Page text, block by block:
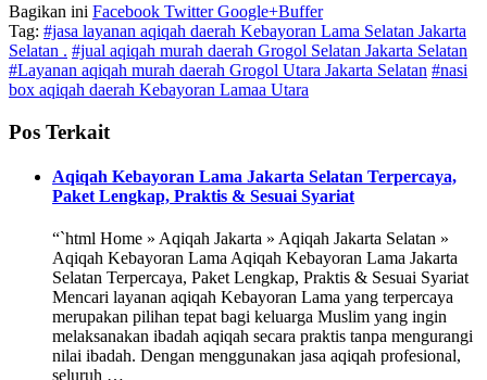
Bagikan ini Facebook TwitterGoogle+Buffer
Tag: #jasa layanan aqiqah daerah Kebayoran Lama Selatan Jakarta
Selatan . #jual aqiqah murah daerah Grogol Selatan Jakarta Selatan
#Layanan aqiqah murah daerah Grogol Utara Jakarta Selatan #nasi
box aqiqah daerah Kebayoran Lamaa Utara
Pos Terkait
Aqiqah Kebayoran Lama Jakarta Selatan Terpercaya,
Paket Lengkap, Praktis & Sesuai Syariat
“`html Home » Aqiqah Jakarta » Aqiqah Jakarta Selatan »
Aqiqah Kebayoran Lama Aqiqah Kebayoran Lama Jakarta
Selatan Terpercaya, Paket Lengkap, Praktis & Sesuai Syariat
Mencari layanan aqiqah Kebayoran Lama yang terpercaya
merupakan pilihan tepat bagi keluarga Muslim yang ingin
melaksanakan ibadah aqiqah secara praktis tanpa mengurangi
nilai ibadah. Dengan menggunakan jasa aqiqah profesional,
seluruh …